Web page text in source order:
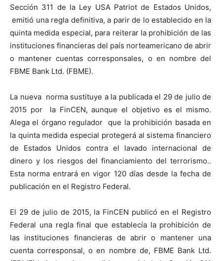
Sección 311 de la Ley USA Patriot de Estados Unidos,
emitió una regla definitiva, a parir de lo establecido en la
quinta medida especial, para reiterar la prohibición de las
instituciones financieras del país norteamericano de abrir
o mantener cuentas corresponsales, o en nombre del
FBME Bank Ltd. (FBME).
La nueva norma sustituye a la publicada el 29 de julio de
2015 por la FinCEN, aunque el objetivo es el mismo.
Alega el órgano regulador que la prohibición basada en
la quinta medida especial protegerá al sistema financiero
de Estados Unidos contra el lavado internacional de
dinero y los riesgos del financiamiento del terrorismo..
Esta norma entrará en vigor 120 días desde la fecha de
publicación en el Registro Federal.
El 29 de julio de 2015, la FinCEN publicó en el Registro
Federal una regla final que establecía la prohibición de
las instituciones financieras de abrir o mantener una
cuenta corresponsal, o en nombre de, FBME Bank Ltd.